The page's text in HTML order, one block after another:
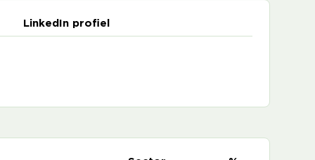
LinkedIn profiel